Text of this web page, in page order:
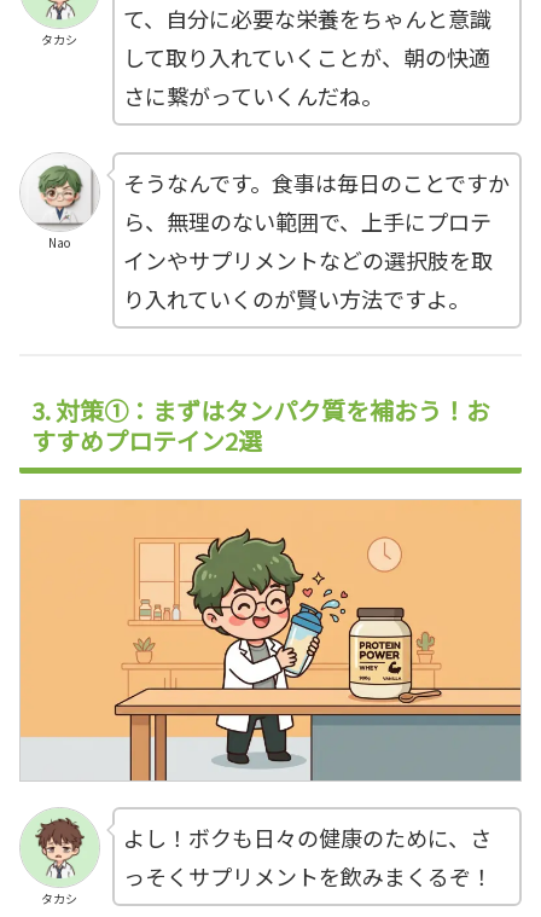
タカシ
て、自分に必要な栄養をちゃんと意識
して取り入れていくことが、朝の快適
さに繋がっていくんだね。
Nao
そうなんです。食事は毎日のことですか
ら、無理のない範囲で、上手にプロテ
インやサプリメントなどの選択肢を取
り入れていくのが賢い方法ですよ。
3. 対策①：まずはタンパク質を補おう！お
すすめプロテイン2選
タカシ
よし！ボクも日々の健康のために、さ
っそくサプリメントを飲みまくるぞ！